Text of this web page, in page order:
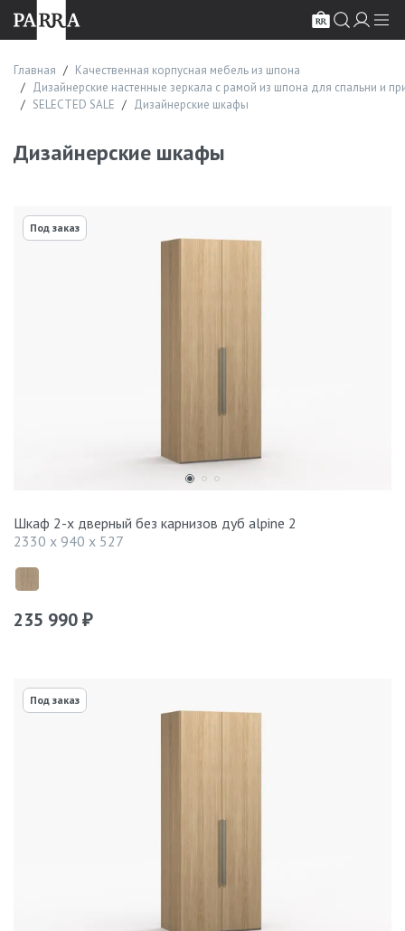
Главная
Качественная корпусная мебель из шпона
Дизайнерские настенные зеркала с рамой из шпона для спальни и
SELECTED SALE
Дизайнерские шкафы
Дизайнерские шкафы
Под заказ
Шкаф 2-х дверный без карнизов дуб alpine 2
2330 x 940 x 527
235 990 ₽
Под заказ